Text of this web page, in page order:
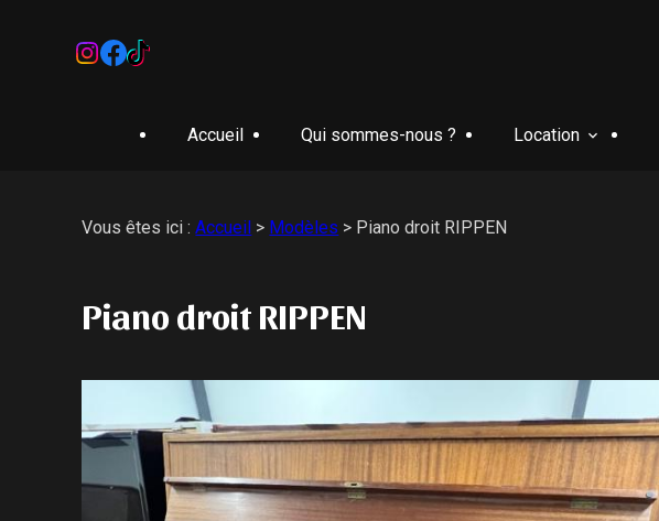
Accueil Qui sommes-nous ? Location
Vous êtes ici :Accueil > Modèles > Piano droit RIPPEN
Piano droit RIPPEN